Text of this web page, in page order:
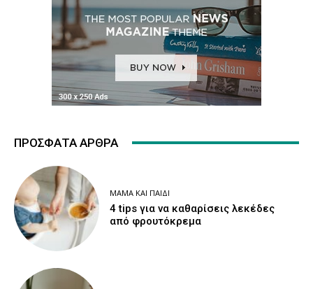
ΠΡΌΣΦΑΤΑ ΆΡΘΡΑ
ΜΑΜΆ ΚΑΙ ΠΑΙΔΊ
4 tips για να καθαρίσεις λεκέδες
από φρουτόκρεμα